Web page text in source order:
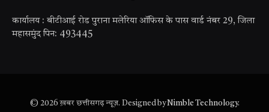
कार्यालय : बीटीआई रोड पुराना मलेरिया ऑफिस के पास वार्ड नंबर 29, जिला
महासमुंद पिन: 493445
© 2026 ख़बर छत्तीसगढ़ न्यूज़. Designed byNimble Technology.